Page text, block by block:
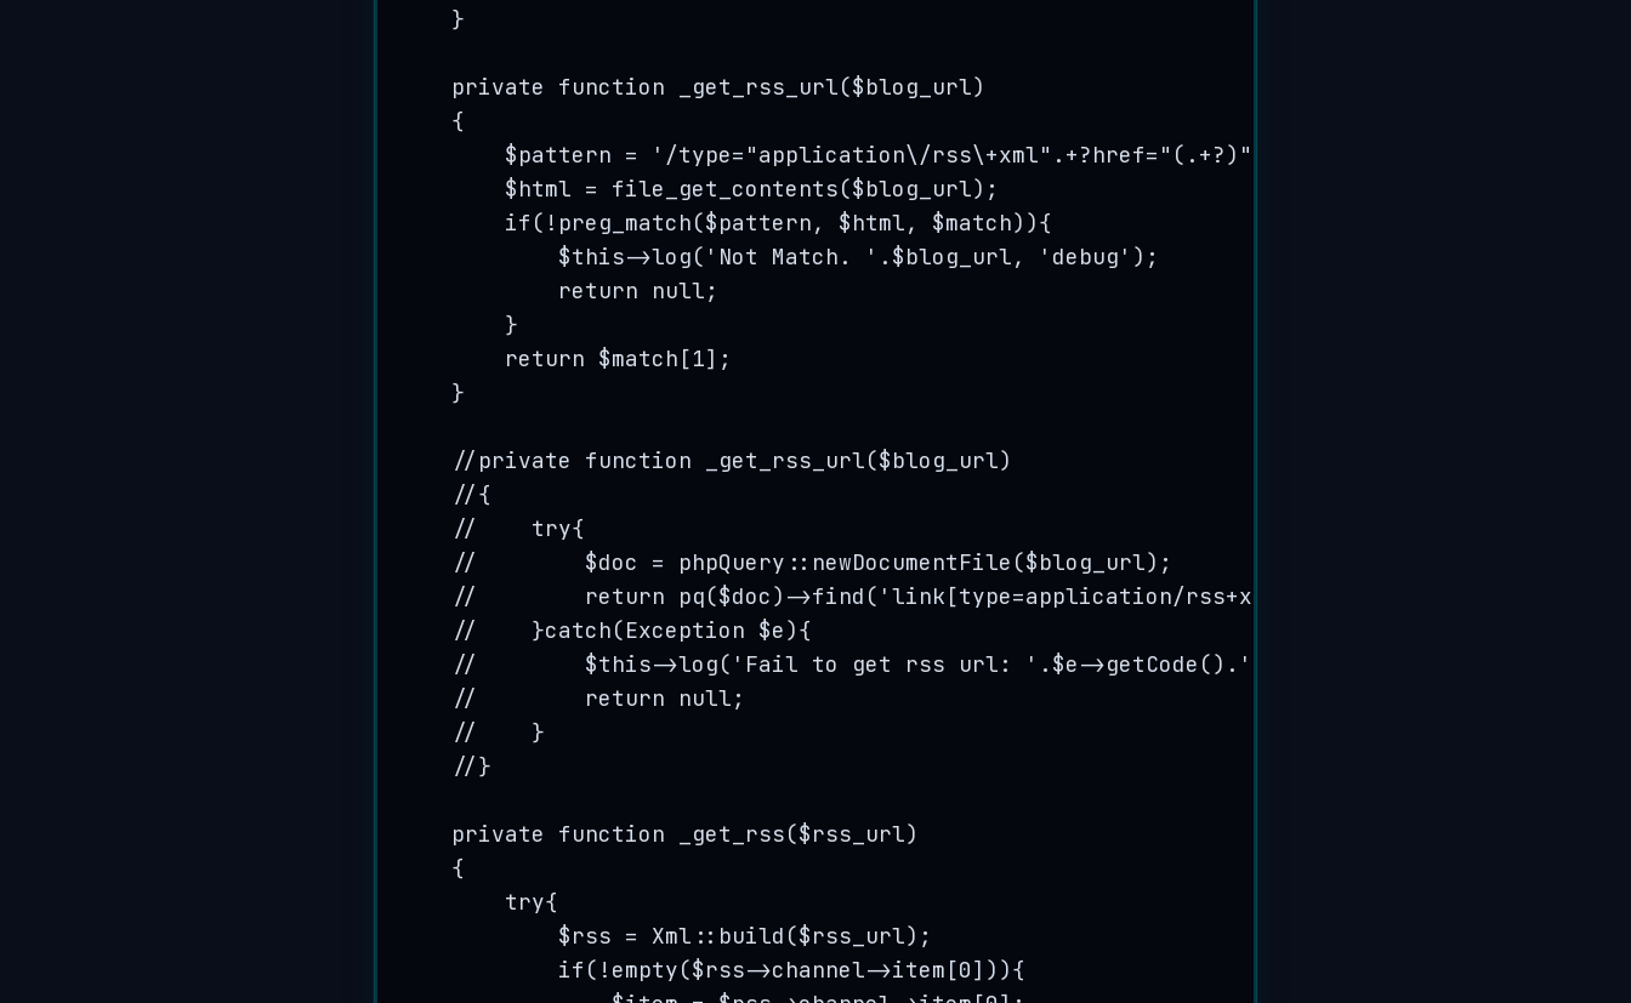
}
private function _get_rss_url($blog_url)
{
$pattern = '/type="application\/rss\+xml". +?href="(. +?)"
$html = file_get_contents($blog_url);
if ( ! preg_match($pattern, $html, $match)){
$this->log( ' Not Match. ' . $blog_url, ' debug ' );
return
null ;
}
return $match [1];
}
//private function _get_rss_url($blog_url)
//{
//    try{
//        $doc = phpQuery::newDocumentFile($blog_url);
//        return pq($doc)->find('link[type=application/rss+xml]:first')->attr('href');
//    }catch(Exception $e){
//        $this->log('Fail to get rss url: '.$e->getCode().'|'.$e->getMessage(),
//        return null;
//    }
//}
private function _get_rss($rss_url)
{
try{
$rss = Xml :: build ($rss_url);
if ( ! empty($rss->channel->item [0])){